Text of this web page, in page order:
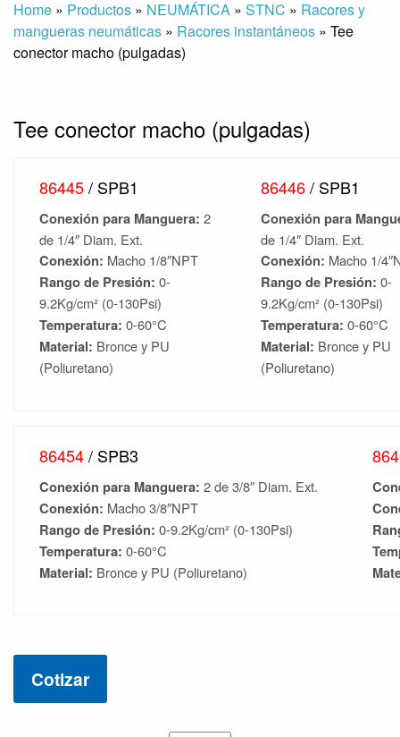
Home » Productos » NEUMÁTICA » STNC » Racores y
mangueras neumáticas » Racores instantáneos » Tee
conector macho (pulgadas)
Tee conector macho (pulgadas)
86445/ SPB1
Conexión para Manguera: 2
de 1/4″ Diam. Ext.
Conexión: Macho 1/8″NPT
Rango de Presión: 0-
9.2Kg/cm² (0-130Psi)
Temperatura: 0-60°C
Material: Bronce y PU
(Poliuretano)
86446/ SPB1
Conexión para
de 1/4″ Diam. Ext.
Conexión: Macho 1/
Rango de Presión: 0-
9.2Kg/cm² (0-130Psi)
Temperatura: 0-60°C
Material: Bronce y PU
(Poliuretano)
86454/ SPB3
Conexión para Manguera: 2 de 3/8″ Diam. Ext.
Conexión: Macho 3/8″NPT
Rango de Presión: 0-9.2Kg/cm² (0-130Psi)
Temperatura: 0-60°C
Material: Bronce y PU (Poliuretano)
Cotizar